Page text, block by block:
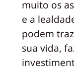
muito os
e a
podem
sua vida,